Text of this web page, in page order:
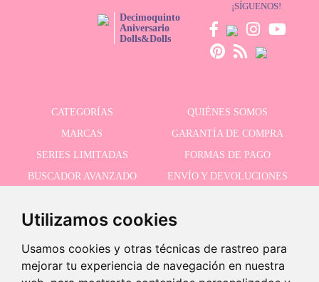
Utilizamos cookies
Usamos cookies y otras técnicas de rastreo para
mejorar tu experiencia de navegación en nuestra
Decimoquinto
Aniversario
Dolls&Dolls
¡SÍGUENOS!
CATEGORÍAS
QUIÉNES SOMOS
MARCAS
GARANTÍA DE COMPRA
SERIES LIMITADAS
FORMAS DE PAGO
BUSCADOR AVANZADO
ENVÍO Y DEVOLUCIONES
RECIBE NUESTRAS ÚLTIMAS NOVEDADES